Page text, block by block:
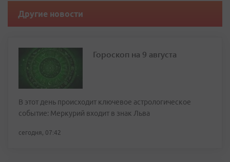
Другие новости
Гороскоп на 9 августа
В этот день происходит ключевое астрологическое
событие: Меркурий входит в знак Льва
сегодня, 07:42